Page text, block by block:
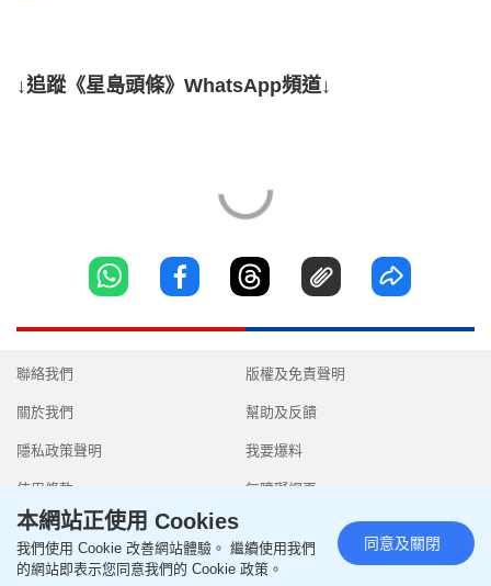
↓追蹤《星島頭條》WhatsApp頻道↓
聯絡我們
關於我們
隱私政策聲明
使用條款
版權及免責聲明
幫助及反饋
我要爆料
無障礙網頁
Copyright © 2026 SingTao Ltd.All rights reserved.
本網站正使用 Cookies
我們使用 Cookie 改善網站體驗。 繼續使用我們
的網站即表示您同意我們的 Cookie 政策。
同意及關閉